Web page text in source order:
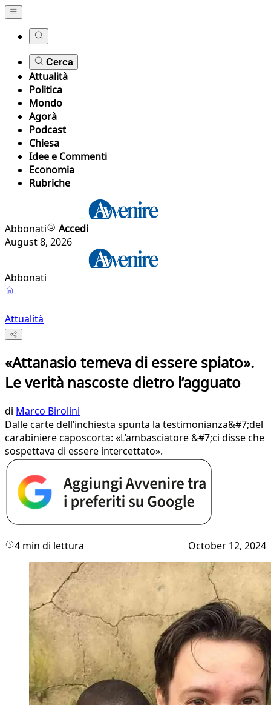
Cerca
Attualità
Politica
Mondo
Agorà
Podcast
Chiesa
Idee e Commenti
Economia
Rubriche
Abbonati
Accedi
August 8, 2026
Abbonati
Attualità
«Attanasio temeva di essere spiato».
Le verità nascoste dietro l’agguato
di Marco Birolini
Dalle carte dell’inchiesta spunta la testimonianza&#7;del
carabiniere caposcorta: «L’ambasciatore &#7;ci disse che
sospettava di essere intercettato».
4 min di lettura October 12, 2024